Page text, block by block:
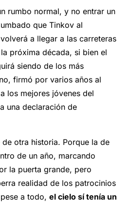
rumbo normal, y no entrar un
que Tinkov al
a llegar a las carreteras
próxima década, si bien el
siendo de los más
firmó por varios años al
los mejores jóvenes del
una declaración de
otra historia. Porque la de
de un año, marcando
la puerta grande, pero
realidad de los patrocinios
a todo, el cielo sí tenía un